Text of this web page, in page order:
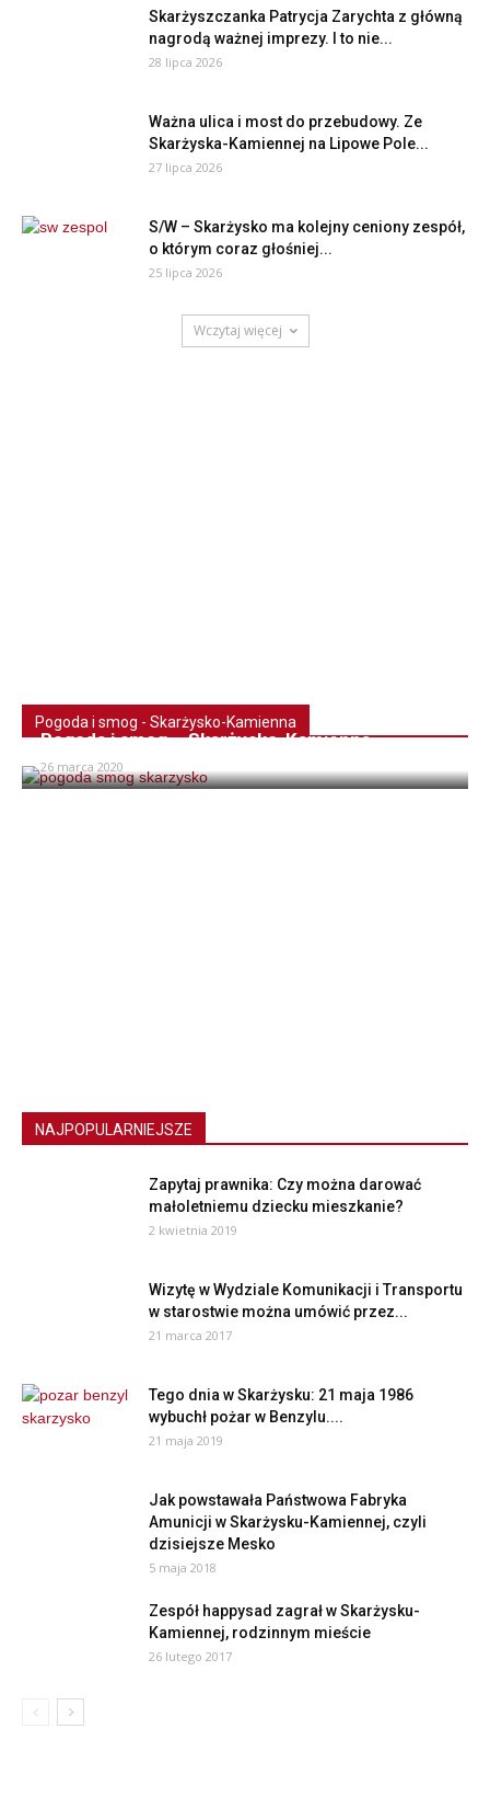
Skarżyszczanka Patrycja Zarychta z główną
nagrodą ważnej imprezy. I to nie...
28 lipca 2026
Ważna ulica i most do przebudowy. Ze
Skarżyska-Kamiennej na Lipowe Pole...
27 lipca 2026
S/W – Skarżysko ma kolejny ceniony zespół,
o którym coraz głośniej...
25 lipca 2026
Wczytaj więcej
Pogoda i smog - Skarżysko-Kamienna
Pogoda i smog – Skarżysko-Kamienna
26 marca 2020
NAJPOPULARNIEJSZE
Zapytaj prawnika: Czy można darować
małoletniemu dziecku mieszkanie?
2 kwietnia 2019
Wizytę w Wydziale Komunikacji i Transportu
w starostwie można umówić przez...
21 marca 2017
Tego dnia w Skarżysku: 21 maja 1986
wybuchł pożar w Benzylu....
21 maja 2019
Jak powstawała Państwowa Fabryka
Amunicji w Skarżysku-Kamiennej, czyli
dzisiejsze Mesko
5 maja 2018
Zespół happysad zagrał w Skarżysku-
Kamiennej, rodzinnym mieście
26 lutego 2017